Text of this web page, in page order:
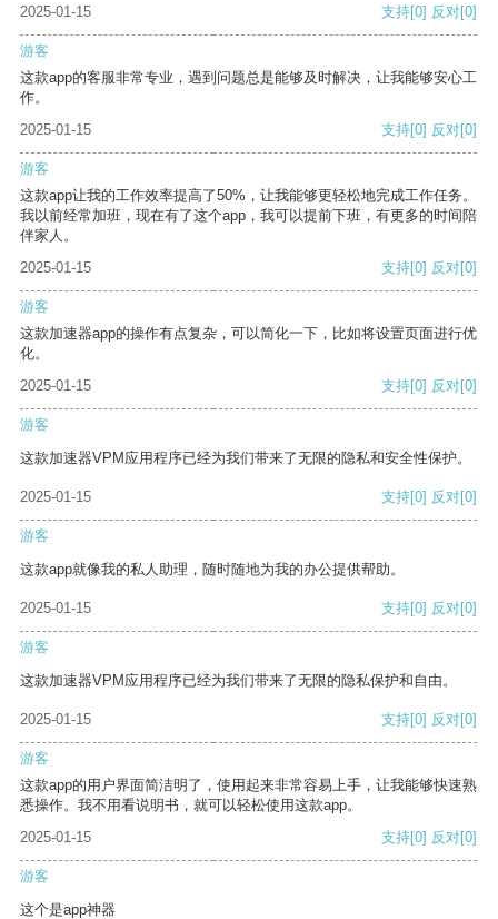
2025-01-15 支持[0] 反对[0]
游客
这款app的客服非常专业，遇到问题总是能够及时解决，让我能够安心工
作。
2025-01-15
支持[0] 反对[0]
游客
这款app让我的工作效率提高了50%，让我能够更轻松地完成工作任务。
我以前经常加班，现在有了这个app，我可以提前下班，有更多的时间陪
伴家人。
2025-01-15
支持[0] 反对[0]
游客
这款加速器app的操作有点复杂，可以简化一下，比如将设置页面进行优
化。
2025-01-15
支持[0] 反对[0]
游客
这款加速器VPM应用程序已经为我们带来了无限的隐私和安全性保护。
2025-01-15 支持[0] 反对[0]
游客
这款app就像我的私人助理，随时随地为我的办公提供帮助。
2025-01-15 支持[0] 反对[0]
游客
这款加速器VPM应用程序已经为我们带来了无限的隐私保护和自由。
2025-01-15 支持[0] 反对[0]
游客
这款app的用户界面简洁明了，使用起来非常容易上手，让我能够快速熟
悉操作。我不用看说明书，就可以轻松使用这款app。
2025-01-15
支持[0] 反对[0]
游客
这个是app神器